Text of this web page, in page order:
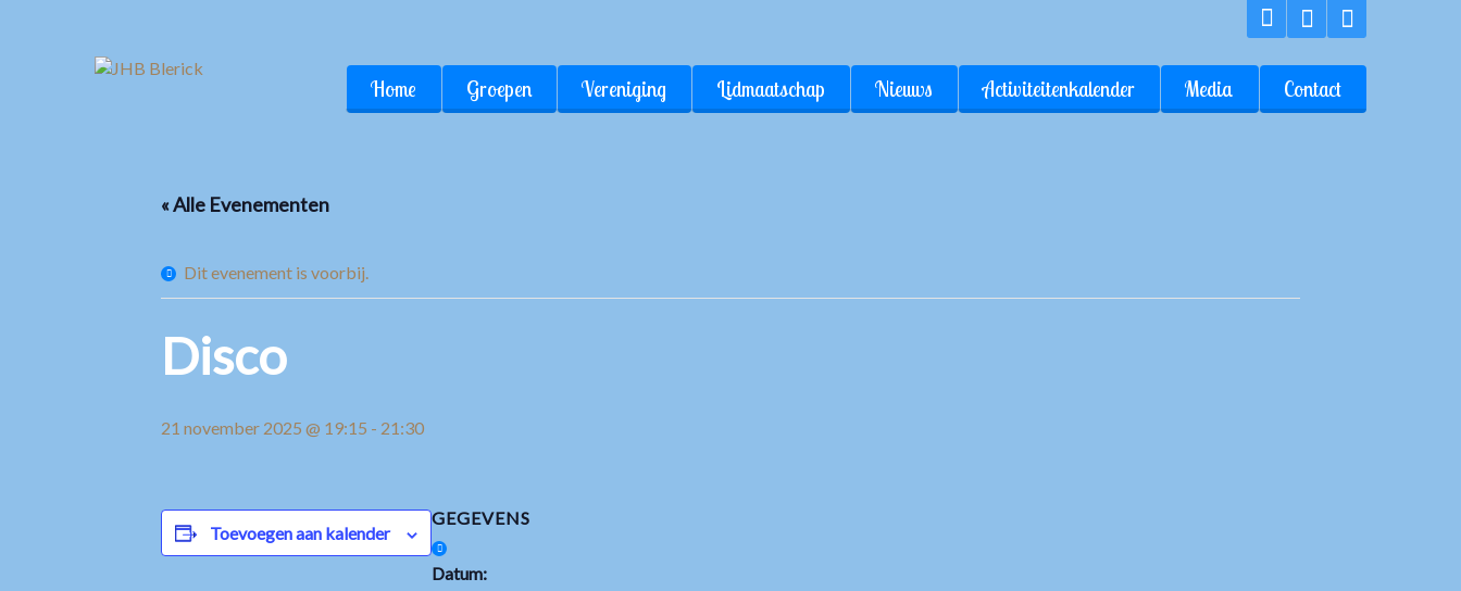
Home Groepen Vereniging Lidmaatschap Nieuws Activiteitenkalender Media Contact
« Alle Evenementen
Dit evenement is voorbij.
Disco
21 november 2025 @ 19:15 - 21:30
Toevoegen aan kalender
GEGEVENS
Datum: